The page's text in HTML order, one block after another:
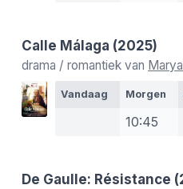
Calle Málaga (2025)
drama / romantiek van
Vandaag Morgen
10:45
De Gaulle: Résistance